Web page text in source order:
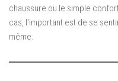
chaussure ou le simple
cas, l’important est de se
même.